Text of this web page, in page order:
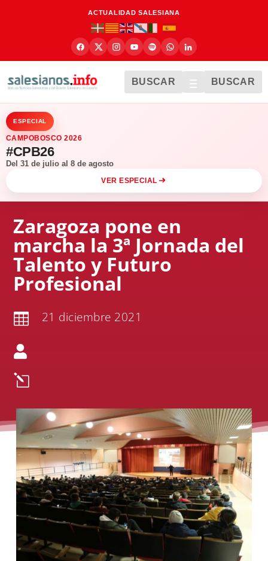
ACTUALIDAD SALESIANA
BUSCAR BUSCAR
ESPECIAL
CAMPOBOSCO 2026
#CPB26
Del 31 de julio al 8 de agosto
VER ESPECIAL
Zaragoza pone en
marcha la 3ª Jornada del
Talento y Futuro
Profesional
 21 diciembre 2021

l